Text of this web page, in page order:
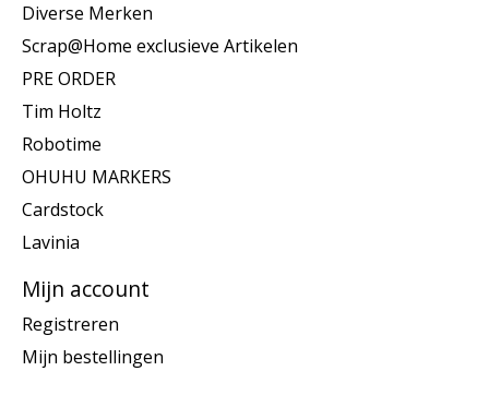
Diverse Merken
Scrap@Home exclusieve Artikelen
PRE ORDER
Tim Holtz
Robotime
OHUHU MARKERS
Cardstock
Lavinia
Mijn account
Registreren
Mijn bestellingen